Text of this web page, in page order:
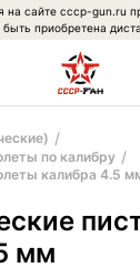
на сайте cccp-gun.ru
приобретена
по калибру
калибра 4.5
мм